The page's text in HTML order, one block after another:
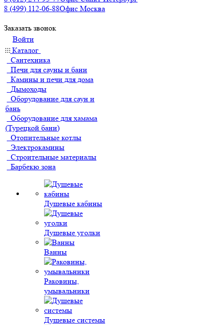
8 (499) 112-06-88Офис Москва
Заказать звонок
Войти
Каталог
Сантехника
Печи для сауны и бани
Камины и печи для дома
Дымоходы
Оборудование для саун и
бань
Оборудование для хамама
(Турецкой бани)
Отопительные котлы
Электрокамины
Строительные материалы
Барбекю зона
Душевые кабины
Душевые уголки
Ванны
Раковины,
умывальники
Душевые системы